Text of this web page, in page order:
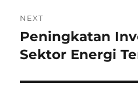
NEXT
Next
post:
Peningkatan
Sektor Energi